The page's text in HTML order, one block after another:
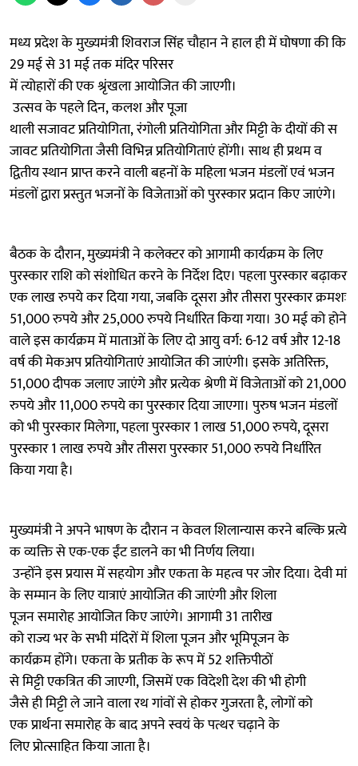
मध्य प्रदेश के मुख्यमंत्री शिवराज सिंह चौहान ने हाल ही में घोषणा की कि
29 मई से 31 मई तक मंदिर परिसर
में त्योहारों की एक श्रृंखला आयोजित की जाएगी।
उत्सव के पहले दिन, कलश और पूजा
थाली सजावट प्रतियोगिता, रंगोली प्रतियोगिता और मिट्टी के दीयों की स
जावट प्रतियोगिता जैसी विभिन्न प्रतियोगिताएं होंगी। साथ ही प्रथम व
द्वितीय स्थान प्राप्त करने वाली बहनों के महिला भजन मंडलों एवं भजन
मंडलों द्वारा प्रस्तुत भजनों के विजेताओं को पुरस्कार प्रदान किए जाएंगे।
बैठक के दौरान, मुख्यमंत्री ने कलेक्टर को आगामी कार्यक्रम के लिए
पुरस्कार राशि को संशोधित करने के निर्देश दिए। पहला पुरस्कार बढ़ाकर
एक लाख रुपये कर दिया गया, जबकि दूसरा और तीसरा पुरस्कार क्रमशः
51,000 रुपये और 25,000 रुपये निर्धारित किया गया। 30 मई को होने
वाले इस कार्यक्रम में माताओं के लिए दो आयु वर्ग: 6-12 वर्ष और 12-18
वर्ष की मेकअप प्रतियोगिताएं आयोजित की जाएंगी। इसके अतिरिक्त,
51,000 दीपक जलाए जाएंगे और प्रत्येक श्रेणी में विजेताओं को 21,000
रुपये और 11,000 रुपये का पुरस्कार दिया जाएगा। पुरुष भजन मंडलों
को भी पुरस्कार मिलेगा, पहला पुरस्कार 1 लाख 51,000 रुपये, दूसरा
पुरस्कार 1 लाख रुपये और तीसरा पुरस्कार 51,000 रुपये निर्धारित
किया गया है।
मुख्यमंत्री ने अपने भाषण के दौरान न केवल शिलान्यास करने बल्कि प्रत्ये
क व्यक्ति से एक-एक ईंट डालने का भी निर्णय लिया।
उन्होंने इस प्रयास में सहयोग और एकता के महत्व पर जोर दिया। देवी मां
के सम्मान के लिए यात्राएं आयोजित की जाएंगी और शिला
पूजन समारोह आयोजित किए जाएंगे। आगामी 31 तारीख
को राज्य भर के सभी मंदिरों में शिला पूजन और भूमिपूजन के
कार्यक्रम होंगे। एकता के प्रतीक के रूप में 52 शक्तिपीठों
से मिट्टी एकत्रित की जाएगी, जिसमें एक विदेशी देश की भी होगी
जैसे ही मिट्टी ले जाने वाला रथ गांवों से होकर गुजरता है, लोगों को
एक प्रार्थना समारोह के बाद अपने स्वयं के पत्थर चढ़ाने के
लिए प्रोत्साहित किया जाता है।